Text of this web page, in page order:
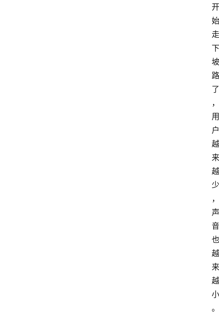
开
始
走
下
坡
路
了
，
用
户
越
来
越
少
，
声
音
也
越
来
越
小
。